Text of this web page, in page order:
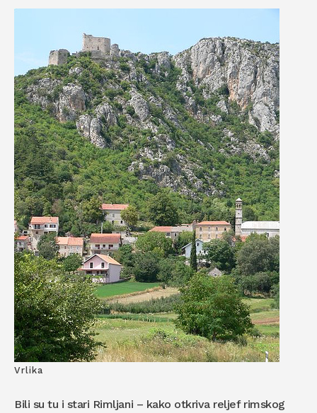
Vrlika
Bili su tu i stari Rimljani – kako otkriva reljef rimskog